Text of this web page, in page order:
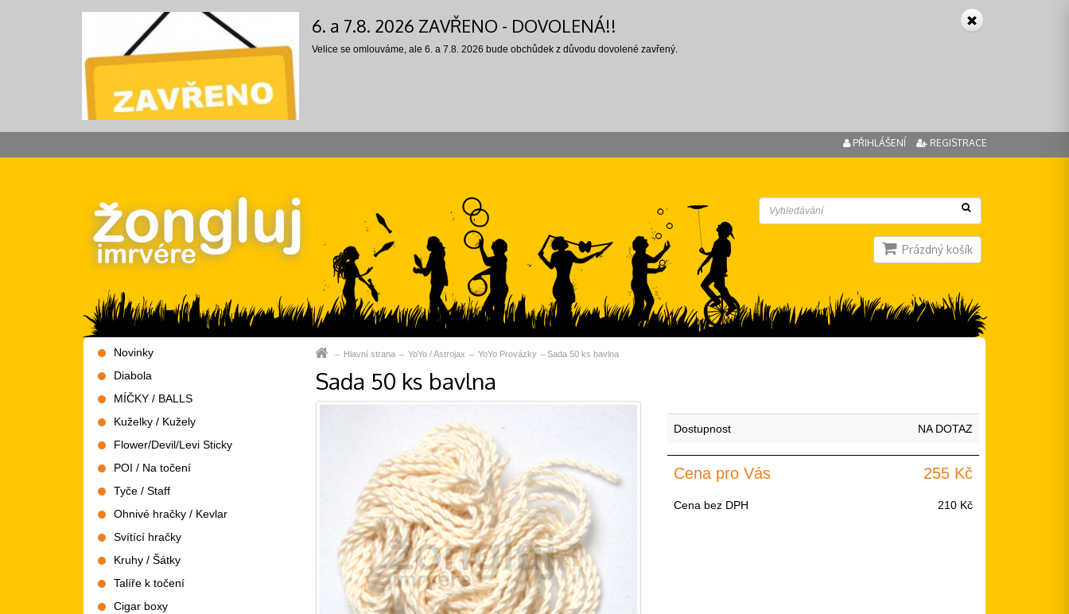
6. a 7.8. 2026 ZAVŘENO - DOVOLENÁ!!
Velice se omlouváme, ale 6. a 7.8. 2026 bude obchůdek z důvodu dovolené zavřený.
PŘIHLÁŠENÍ REGISTRACE
Prázdný košík
Hlavní strana YoYo / Astrojax YoYo Provázky Sada 50 ks bavlna
Sada 50 ks bavlna
Dostupnost NA DOTAZ
Cena pro Vás 255 Kč
Cena bez DPH 210 Kč
Novinky
Diabola
MÍČKY / BALLS
Kuželky / Kužely
Flower/Devil/Levi Sticky
POI / Na točení
Tyče / Staff
Ohnivé hračky / Kevlar
Svítící hračky
Kruhy / Šátky
Talíře k točení
Cigar boxy